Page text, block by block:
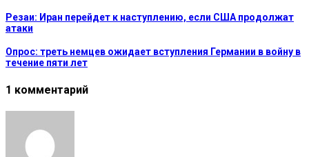
Резаи: Иран перейдет к наступлению, если США продолжат
атаки
Опрос: треть немцев ожидает вступления Германии в войну в
течение пяти лет
1 комментарий